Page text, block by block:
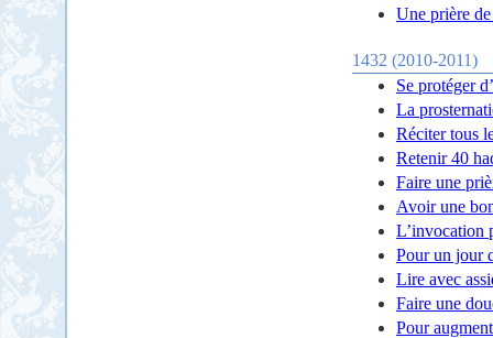
Une prière
1432 (2010-2011)
Se protéger
La
Réciter tous
Retenir 40
Faire une
Avoir une
L’invocation
Pour un jour
Lire avec
Faire une
Pour